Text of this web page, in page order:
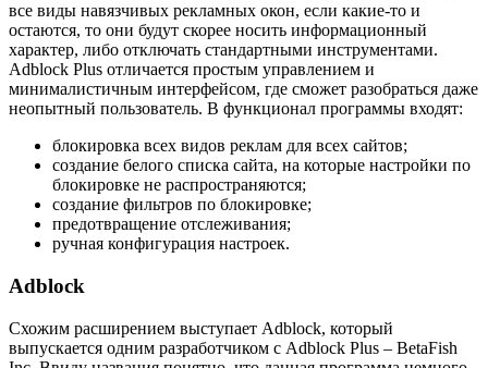
все виды навязчивых рекламных окон, если какие-то и
остаются, то они будут скорее носить информационный
характер, либо отключать стандартными инструментами.
Adblock Plus отличается простым управлением и
минималистичным интерфейсом, где сможет разобраться даже
неопытный пользователь. В функционал программы входят:
блокировка всех видов реклам для всех сайтов;
создание белого списка сайта, на которые настройки по
блокировке не распространяются;
создание фильтров по блокировке;
предотвращение отслеживания;
ручная конфигурация настроек.
Adblock
Схожим расширением выступает Adblock, который
выпускается одним разработчиком с Adblock Plus – BetaFish